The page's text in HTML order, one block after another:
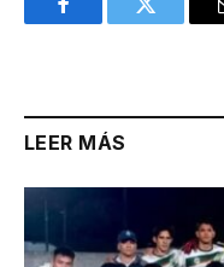
FacebookTwitter
LEER MÁS